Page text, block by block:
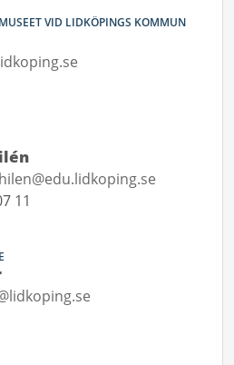
VID LIDKÖPINGS KOMMUN
11